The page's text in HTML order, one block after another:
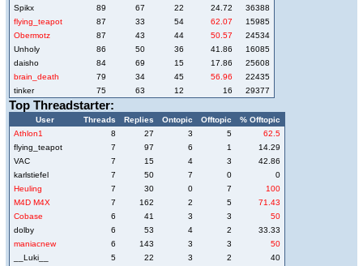
Spikx
89 67 22 24.72
36388
flying_teapot
87 33 54 62.07
15985
Obermotz
87 43 44 50.57
24534
Unholy
86 50 36 41.86
16085
daisho
84 69 15 17.86
25608
brain_death
79 34 45 56.96
22435
tinker
75 63 12 16 29377
Top Threadstarter:
User Threads Replies Ontopic Offtopic
% Offtopic
Athlon1
8 27 3 5
62.5
flying_teapot
7 97 6 1
14.29
VAC
7 15 4 3
42.86
karlstiefel
7 50 7 0
0
Heuling
7 30 0 7
100
M4D M4X
7 162 2 5
71.43
Cobase
6 41 3 3
50
dolby
6 53 4 2
33.33
maniacnew
6 143 3 3
50
__Luki__
5 22 3 2
40